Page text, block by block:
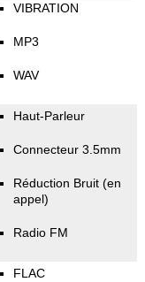
VIBRATION
MP3
WAV
Haut-Parleur
Connecteur 3.5mm
Réduction Bruit (en
appel)
Radio FM
FLAC